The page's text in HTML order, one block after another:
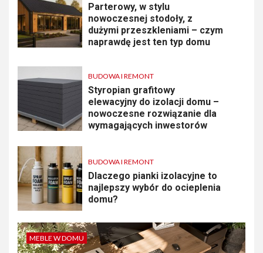
Parterowy, w stylu
nowoczesnej stodoły, z
dużymi przeszkleniami – czym
naprawdę jest ten typ domu
BUDOWA I REMONT
Styropian grafitowy
elewacyjny do izolacji domu –
nowoczesne rozwiązanie dla
wymagających inwestorów
BUDOWA I REMONT
Dlaczego pianki izolacyjne to
najlepszy wybór do ocieplenia
domu?
MEBLE W DOMU